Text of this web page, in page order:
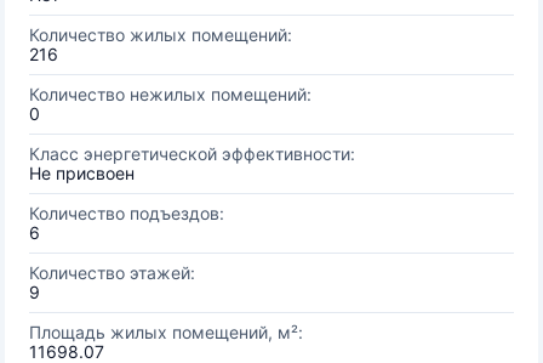
Количество жилых помещений:
216
Количество нежилых помещений:
0
Класс энергетической эффективности:
Не присвоен
Количество подъездов:
6
Количество этажей:
9
Площадь жилых помещений, м²:
11698.07